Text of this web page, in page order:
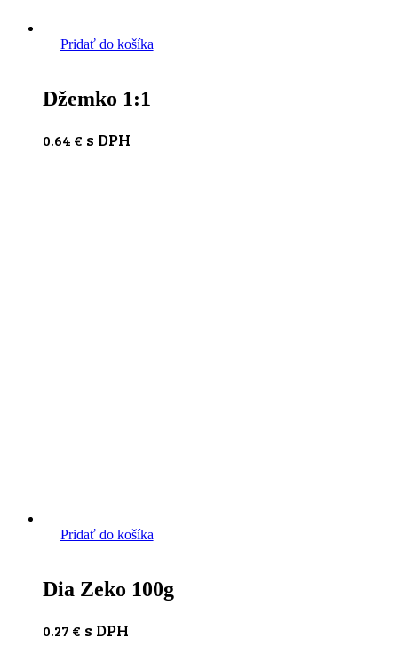
Pridať do košíka
Džemko 1:1
0.64 € s DPH
Pridať do košíka
Dia Zeko 100g
0.27 € s DPH